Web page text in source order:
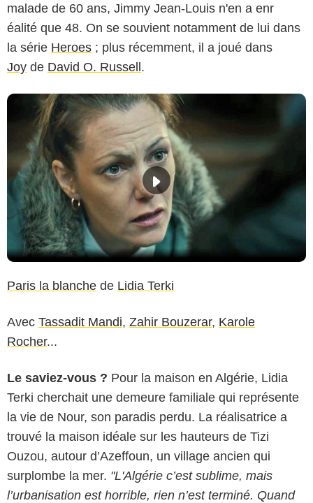
malade de 60 ans, Jimmy Jean-Louis n'en a enr
éalité que 48. On se souvient notamment de lui dans
la série Heroes ; plus récemment, il a joué dans
Joy de David O. Russell.
Paris la blanche de Lidia Terki
Avec Tassadit Mandi, Zahir Bouzerar, Karole
Rocher...
Le saviez-vous ? Pour la maison en Algérie, Lidia
Terki cherchait une demeure familiale qui représente
la vie de Nour, son paradis perdu. La réalisatrice a
trouvé la maison idéale sur les hauteurs de Tizi
Ouzou, autour d’Azeffoun, un village ancien qui
surplombe la mer. "L'Algérie c’est sublime, mais
l’urbanisation est horrible, rien n’est terminé. Quand